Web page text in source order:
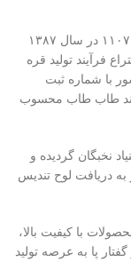
شرکت ترشکامان خراسان شمالی به شماره ثبت ۱۱۰۷ در سال ۱۳۸۷
فرآیند تولید قره
با شماره ثبت
برند طاب طاب محسوب
نخبگان گردیده و
به دریافت لوح تندیس
با کیفیت بالا،
پا به عرصه تولید